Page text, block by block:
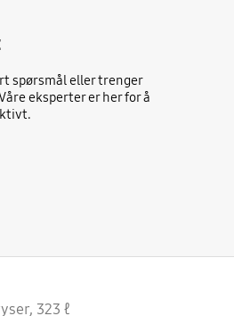
spørsmål eller trenger
eksperter er her for å
323 ℓ